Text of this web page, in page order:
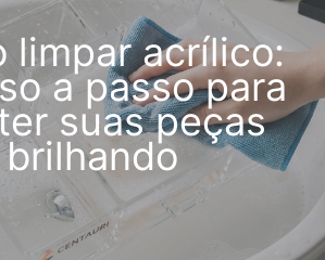
limpar acrílico:
a passo para
suas peças
brilhando